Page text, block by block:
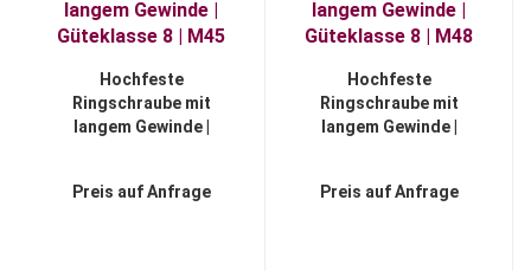
Hochfeste
Ringschraube mit
langem Gewinde |
Preis auf Anfrage
Hochfeste
Ringschraube mit
langem Gewinde |
Preis auf Anfrage